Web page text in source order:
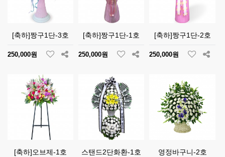
[축하]짱구1단-3호
250,000원
[축하]짱구1단-1호
250,000원
[축하]짱구1단-2호
250,000원
[축하]오브제-1호 스탠드2단화환-1호 영정바구니-2호